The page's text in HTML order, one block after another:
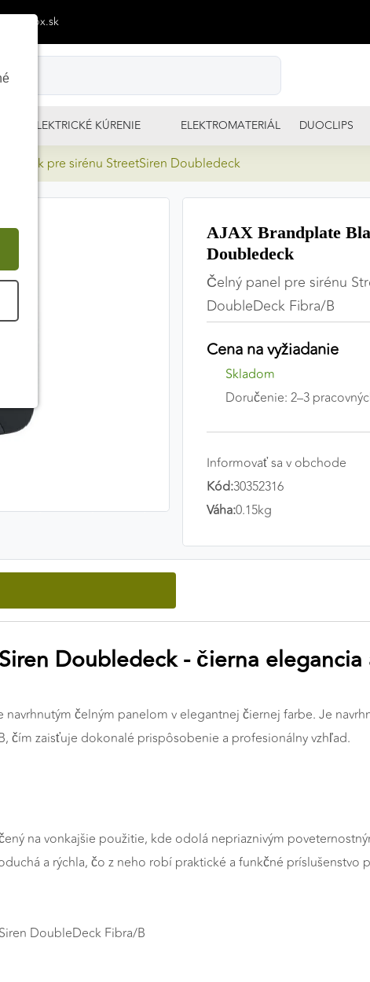
ELEKTRICKÉ KÚRENIE ELEKTROMATERIÁL DUOCLIPS
Black pre sirénu StreetSiren Doubledeck
AJAX Brandplate
Doubledeck
Čelný panel pre sirénu
DoubleDeck Fibra/B
Cena na vyžiadanie
Skladom
Doručenie: 2–3
Informovať sa v obchode
Kód:30352316
Váha:0.15kg
Doubledeck - čierna elegancia
čelným panelom v elegantnej čiernej farbe. Je
čím zaisťuje dokonalé prispôsobenie a profesionálny vzhľad.
na vonkajšie použitie, kde odolá nepriaznivým
a rýchla, čo z neho robí praktické a funkčné príslušenstvo
DoubleDeck Fibra/B